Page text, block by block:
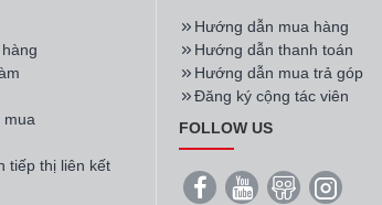
mua
tiếp thị liên kết
Hướng dẫn mua hàng
Hướng dẫn thanh toán
Hướng dẫn mua trả góp
Đăng ký cộng tác viên
FOLLOW US